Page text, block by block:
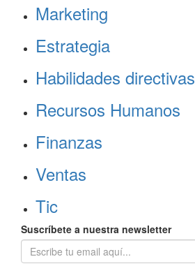
Marketing
Estrategia
Habilidades directivas
Recursos Humanos
Finanzas
Ventas
Tic
Suscríbete a nuestra newsletter